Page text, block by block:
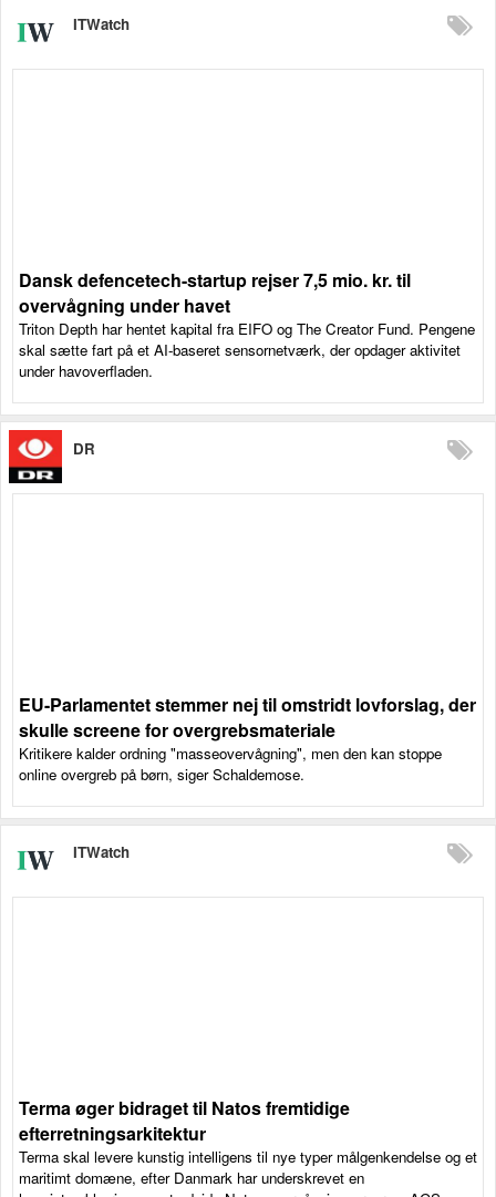
ITWatch
Dansk defencetech-startup rejser 7,5 mio. kr. til
overvågning under havet
Triton Depth har hentet kapital fra EIFO og The Creator Fund. Pengene
skal sætte fart på et AI-baseret sensornetværk, der opdager aktivitet
under havoverfladen.
DR
EU-Parlamentet stemmer nej til omstridt lovforslag, der
skulle screene for overgrebsmateriale
Kritikere kalder ordning "masseovervågning", men den kan stoppe
online overgreb på børn, siger Schaldemose.
ITWatch
Terma øger bidraget til Natos fremtidige
efterretningsarkitektur
Terma skal levere kunstig intelligens til nye typer målgenkendelse og et
maritimt domæne, efter Danmark har underskrevet en